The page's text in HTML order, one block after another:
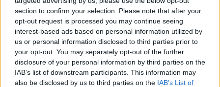
section to confirm your selection. Please note that after your
opt-out request is processed you may continue seeing
interest-based ads based on personal information utilized by
us or personal information disclosed to third parties prior to
your opt-out. You may separately opt-out of the further
disclosure of your personal information by third parties on the
IAB’s list of downstream participants. This information may
also be disclosed by us to third parties on the IAB’s List of
Donald Trump fellebbezést nyújtott be szerdán az
őt a választási indulásból kizáró, Colorado állam
legfelsőbb bírósága által hozott döntés ellen a
szövetségi Legfelsőbb Bíróságon, amely az
Egyesült Államok legfőbb jogi fóruma.